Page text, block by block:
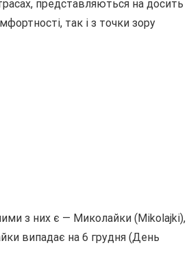
представляються на досить
так і з точки зору
з них є — Миколайки (Mikolajki),
випадає на 6 грудня (День